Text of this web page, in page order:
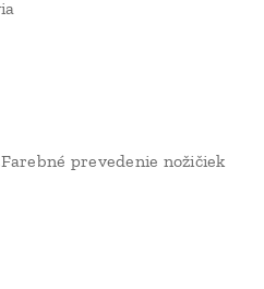
prevedenie nožičiek